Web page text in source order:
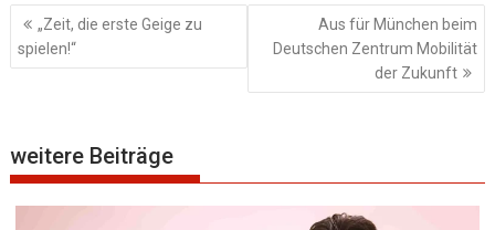
Beitragsnavigation
„Zeit, die erste Geige zu
spielen!“
Aus für München beim
Deutschen Zentrum Mobilität
der Zukunft
weitere Beiträge